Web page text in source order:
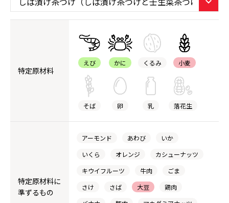
特定原材料
えび かに くるみ 小麦
そば 卵 乳 落花生
特定原材料に
準ずるもの
アーモンド あわび
いか
いくら
オレンジ
カシューナッツ
キウイフルーツ
牛肉
ごま
さけ
さば 大豆
鶏肉